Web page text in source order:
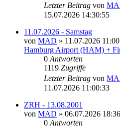
Letzter Beitrag von
15.07.2026 14:30:55
11.07.2026 - Samstag
von MAD » 11.07.2026
Hamburg Airport (HAM) +
0 Antworten
1119 Zugriffe
Letzter Beitrag von
11.07.2026 11:00:33
ZRH - 13.08.2001
von MAD » 06.07.2026
0 Antworten